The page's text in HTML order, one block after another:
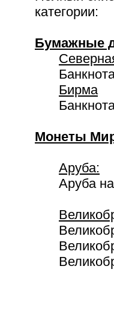
категории:
Бумажные
Бирма
Монеты
Аруба:
Аруба